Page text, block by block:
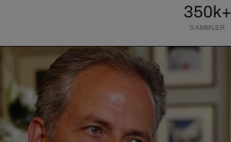
350k+
SAMMLER